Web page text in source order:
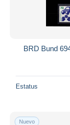
BRD Bund
Estatus
Nuevo